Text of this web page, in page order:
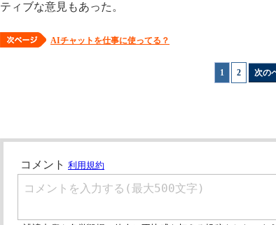
ティブな意見もあった。
AIチャットを仕事に使ってる？
1 2 次の